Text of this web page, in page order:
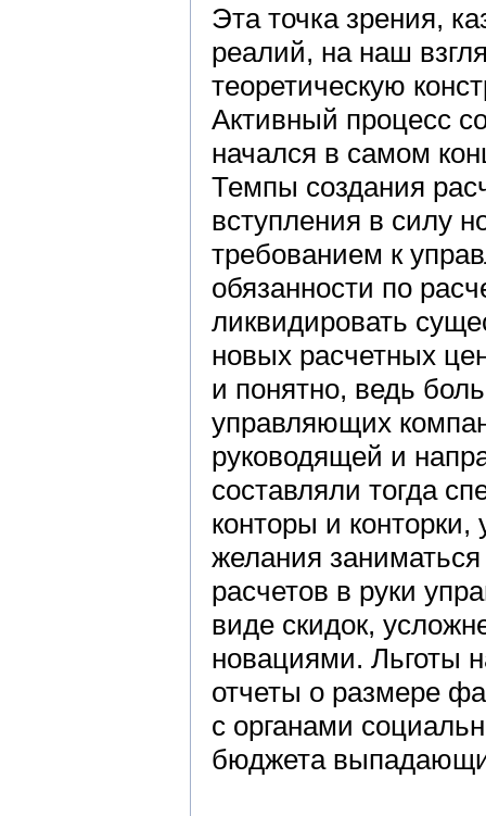
Эта точка зрения,
реалий, на наш
теоретическую
Активный процесс
начался в самом
Темпы создания
вступления в силу
требованием к
обязанности по
ликвидировать
новых расчетных
и понятно, ведь
управляющих
руководящей и
составляли тогда
конторы и
желания
расчетов в руки
виде скидок,
новациями. Льготы
отчеты о размере
с органами
бюджета